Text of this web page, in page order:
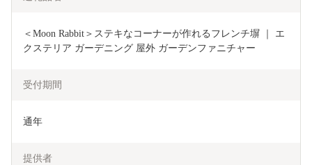
＜Moon Rabbit＞ステキなコーナーが作れるフレンチ塀 ｜ エ
クステリア ガーデニング 屋外 ガーデンファニチャー
受付期間
通年
提供者